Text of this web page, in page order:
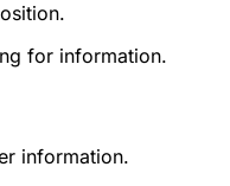
for information.
information.